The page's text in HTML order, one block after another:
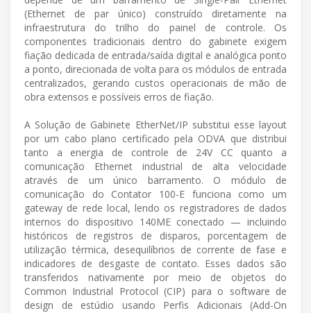
(Ethernet de par único) construído diretamente na
infraestrutura do trilho do painel de controle. Os
componentes tradicionais dentro do gabinete exigem
fiação dedicada de entrada/saída digital e analógica ponto
a ponto, direcionada de volta para os módulos de entrada
centralizados, gerando custos operacionais de mão de
obra extensos e possíveis erros de fiação.
A Solução de Gabinete EtherNet/IP substitui esse layout
por um cabo plano certificado pela ODVA que distribui
tanto a energia de controle de 24V CC quanto a
comunicação Ethernet industrial de alta velocidade
através de um único barramento. O módulo de
comunicação do Contator 100-E funciona como um
gateway de rede local, lendo os registradores de dados
internos do dispositivo 140ME conectado — incluindo
históricos de registros de disparos, porcentagem de
utilização térmica, desequilíbrios de corrente de fase e
indicadores de desgaste de contato. Esses dados são
transferidos nativamente por meio de objetos do
Common Industrial Protocol (CIP) para o software de
design de estúdio usando Perfis Adicionais (Add-On